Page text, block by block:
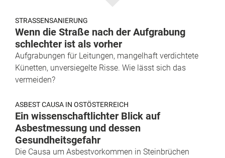
STRASSENSANIERUNG
Wenn die Straße nach der Aufgrabung
schlechter ist als vorher
Aufgrabungen für Leitungen, mangelhaft verdichtete
Künetten, unversiegelte Risse. Wie lässt sich das
vermeiden?
ASBEST CAUSA IN OSTÖSTERREICH
Ein wissenschaftlichter Blick auf
Asbestmessung und dessen
Gesundheitsgefahr
Die Causa um Asbestvorkommen in Steinbrüchen